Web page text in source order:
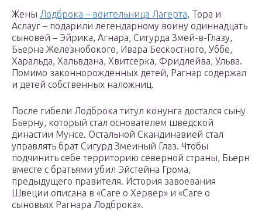
Жены Лодброка – воительница Лагерта, Тора и
Аслауг – подарили легендарному воину одиннадцать
сыновей – Эйрика, Агнара, Сигурда Змей-в-Глазу,
Бьерна Железнобокого, Ивара Бескостного, Уббе,
Харальда, Хальвдана, Хвитсерка, Фридлейва, Ульва.
Помимо законнорожденных детей, Рагнар содержал
и детей собственных наложниц.
После гибели Лодброка титул конунга достался сыну
Бьерну, который стал основателем шведской
династии Мунсе. Остальной Скандинавией стал
управлять брат Сигурд Змеиный Глаз. Чтобы
подчинить себе территорию северной страны, Бьерн
вместе с братьями убил Эйстейна Грома,
предыдущего правителя. История завоевания
Швеции описана в «Саге о Хервер» и «Саге о
сыновьях Рагнара Лодброка».